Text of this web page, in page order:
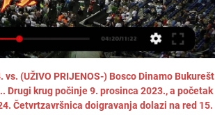
(UŽIVO PRIJENOS-) Bosco Dinamo Bukurešt
Drugi krug počinje 9. prosinca 2023., a početak
Četvrtzavršnica doigravanja dolazi na red 15.